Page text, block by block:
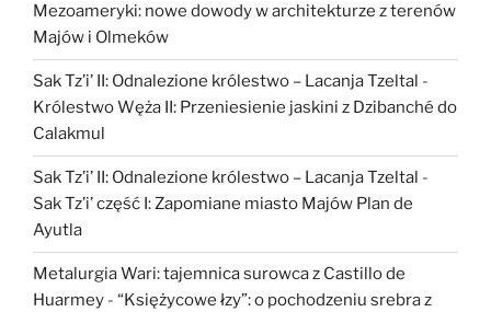
Mezoameryki: nowe dowody w architekturze z terenów
Majów i Olmeków
Sak Tz’i’ II: Odnalezione królestwo – Lacanja Tzeltal -
Królestwo Węża II: Przeniesienie jaskini z Dzibanché do
Calakmul
Sak Tz’i’ II: Odnalezione królestwo – Lacanja Tzeltal -
Sak Tz’i’ część I: Zapomiane miasto Majów Plan de
Ayutla
Metalurgia Wari: tajemnica surowca z Castillo de
Huarmey - “Księżycowe łzy”: o pochodzeniu srebra z